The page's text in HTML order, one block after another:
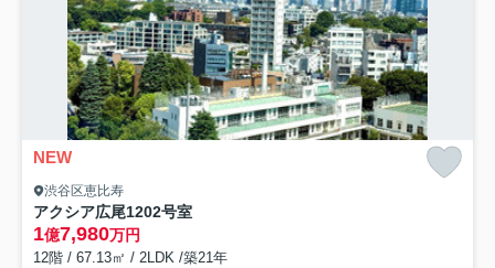
NEW
渋谷区恵比寿
アクシア広尾1202号室
1億7,980万円
12階 / 67.13㎡ / 2LDK /築21年